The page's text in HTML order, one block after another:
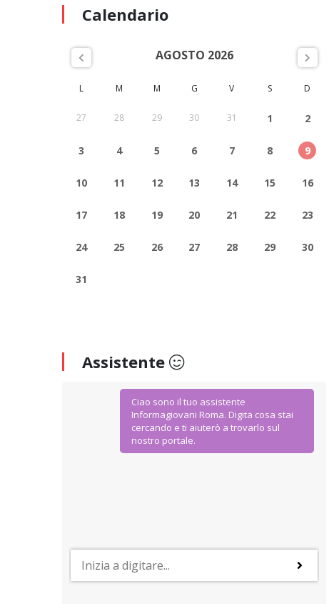
Calendario
AGOSTO 2026
L M M G V S D
27 28 29 30 31 1 2
3 4 5 6 7 8 9
10 11 12 13 14 15 16
17 18 19 20 21 22 23
24 25 26 27 28 29 30
31
Assistente
Ciao sono il tuo assistente
Informagiovani Roma. Digita cosa stai
cercando e ti aiuterò a trovarlo sul
nostro portale.
IoStudio. La Carta dello Studente